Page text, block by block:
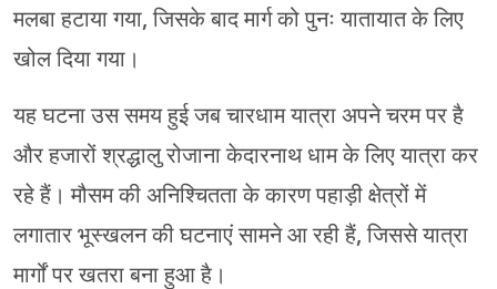
मलबा हटाया गया, जिसके बाद मार्ग को पुनः यातायात के लिए
खोल दिया गया।
यह घटना उस समय हुई जब चारधाम यात्रा अपने चरम पर है
और हजारों श्रद्धालु रोजाना केदारनाथ धाम के लिए यात्रा कर
रहे हैं। मौसम की अनिश्चितता के कारण पहाड़ी क्षेत्रों में
लगातार भूस्खलन की घटनाएं सामने आ रही हैं, जिससे यात्रा
मार्गों पर खतरा बना हुआ है।